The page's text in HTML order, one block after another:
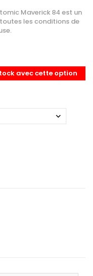
Maverick 84 est un
les conditions de
avec cette option